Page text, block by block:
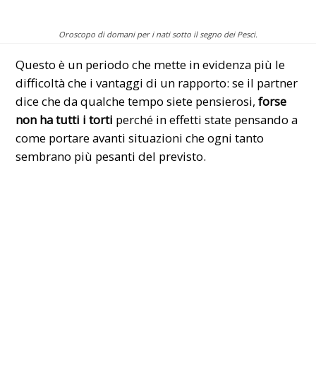
Oroscopo di domani per i nati sotto il segno dei Pesci.
Questo è un periodo che mette in evidenza più le
difficoltà che i vantaggi di un rapporto: se il partner
dice che da qualche tempo siete pensierosi,forse
non ha tutti i torti perché in effetti state pensando a
come portare avanti situazioni che ogni tanto
sembrano più pesanti del previsto.